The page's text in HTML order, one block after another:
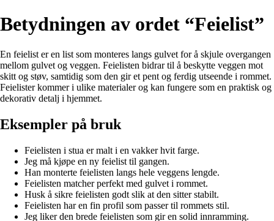
Betydningen av ordet “Feielist”
En feielist er en list som monteres langs gulvet for å skjule overgangen
mellom gulvet og veggen. Feielisten bidrar til å beskytte veggen mot
skitt og støv, samtidig som den gir et pent og ferdig utseende i rommet.
Feielister kommer i ulike materialer og kan fungere som en praktisk og
dekorativ detalj i hjemmet.
Eksempler på bruk
Feielisten i stua er malt i en vakker hvit farge.
Jeg må kjøpe en ny feielist til gangen.
Han monterte feielisten langs hele veggens lengde.
Feielisten matcher perfekt med gulvet i rommet.
Husk å sikre feielisten godt slik at den sitter stabilt.
Feielisten har en fin profil som passer til rommets stil.
Jeg liker den brede feielisten som gir en solid innramming.